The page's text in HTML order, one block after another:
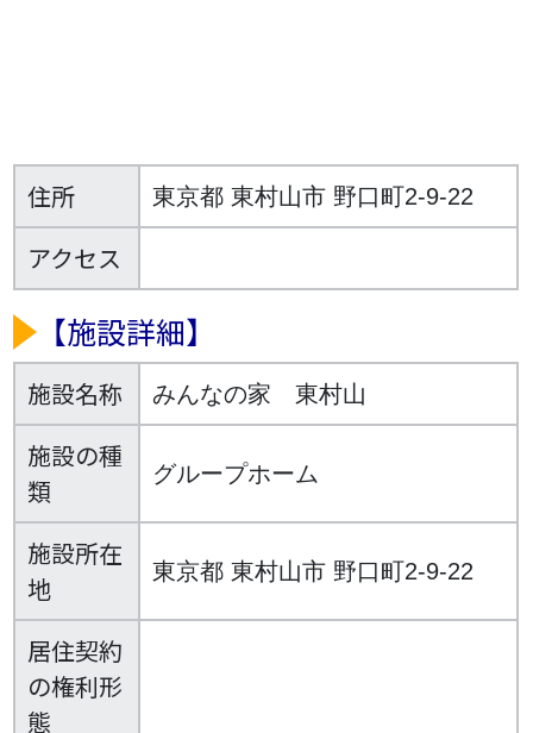
住所 東京都 東村山市 野口町2-9-22
アクセス
【施設詳細】
施設名称 みんなの家 東村山
施設の種
類
グループホーム
施設所在
地
東京都 東村山市 野口町2-9-22
居住契約
の権利形
態